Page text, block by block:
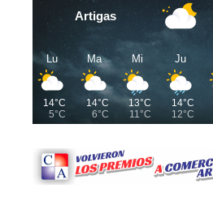
Artigas
Lu
14°C
5°C
Ma
14°C
6°C
Mi
13°C
11°C
Ju
14°C
12°C